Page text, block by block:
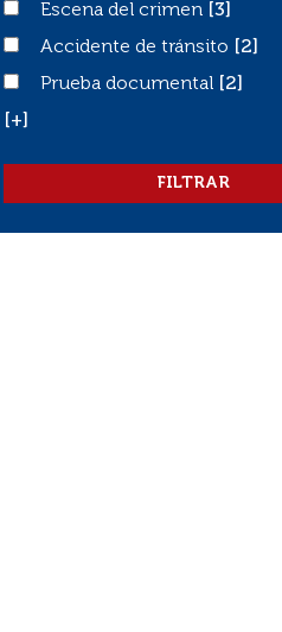
Escena del crimen
Escena del crimen
[3]
Accidente de tránsito
Accidente de tránsito
[2]
Prueba documental
Prueba documental
[2]
[+]